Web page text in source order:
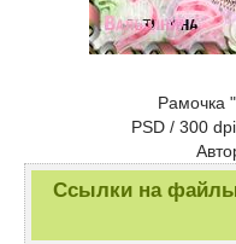
Рамочка
PSD / 300
Ссылки на файлы